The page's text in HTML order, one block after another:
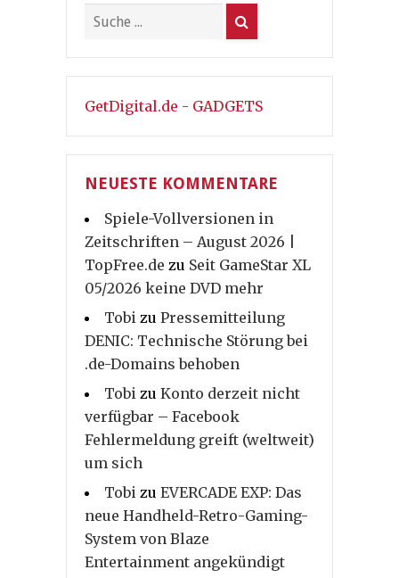
GetDigital.de - GADGETS
NEUESTE KOMMENTARE
Spiele-Vollversionen in
Zeitschriften – August 2026 |
TopFree.de zu Seit GameStar XL
05/2026 keine DVD mehr
Tobi zu Pressemitteilung
DENIC: Technische Störung bei
.de-Domains behoben
Tobi zu Konto derzeit nicht
verfügbar – Facebook
Fehlermeldung greift (weltweit)
um sich
Tobi zu EVERCADE EXP: Das
neue Handheld-Retro-Gaming-
System von Blaze
Entertainment angekündigt